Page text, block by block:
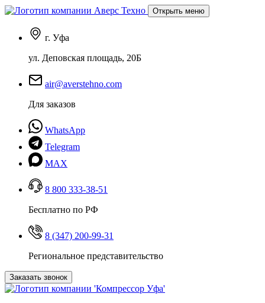
Открыть меню
г. Уфа
ул. Деповская площадь, 20Б
air@averstehno.com
Для заказов
WhatsApp
Telegram
MAX
8 800 333-38-51
Бесплатно по РФ
8 (347) 200-99-31
Региональное представительство
Заказать звонок